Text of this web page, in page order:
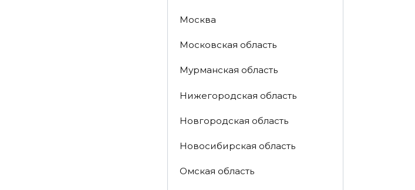
Москва
Московская область
Мурманская область
Нижегородская область
Новгородская область
Новосибирская область
Омская область